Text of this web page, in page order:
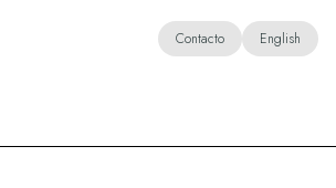
Contacto English